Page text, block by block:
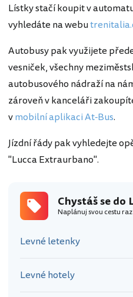
Lístky stačí koupit v
vyhledáte na webu
Autobusy pak využijete
vesniček, všechny
autobusového nádraží na
zároveň v kanceláři
vmobilní aplikaci At-Bus.
Jízdní řády pak vyhledejte
"Lucca Extraurbano".
Chystáš se do
Naplánuj svou cestu
Levné letenky
Levné hotely